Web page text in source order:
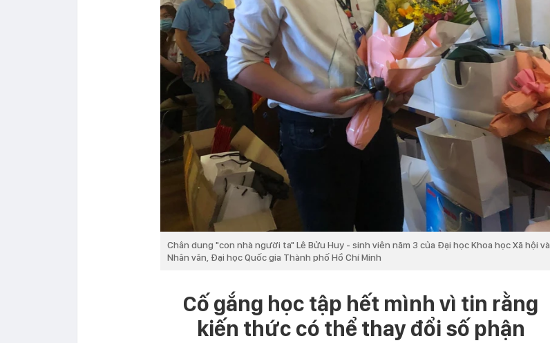
Chân dung "con nhà người ta" Lê Bửu Huy - sinh viên năm 3 của Đại học Khoa học Xã hội và
Nhân văn, Đại học Quốc gia Thành phố Hồ Chí Minh
Cố gắng học tập hết mình vì tin rằng
kiến thức có thể thay đổi số phận